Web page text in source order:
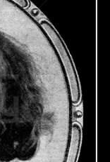
& Co., Radebeul-